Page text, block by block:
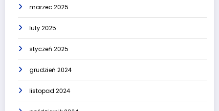
marzec 2025
luty 2025
styczeń 2025
grudzień 2024
listopad 2024